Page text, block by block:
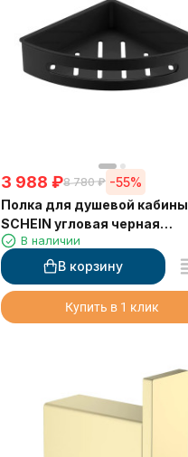
3 988 ₽8 780 ₽ -55%
Полка для душевой кабины
SCHEIN угловая черная
(9326MB)
В наличии
В корзину
Купить в 1 клик